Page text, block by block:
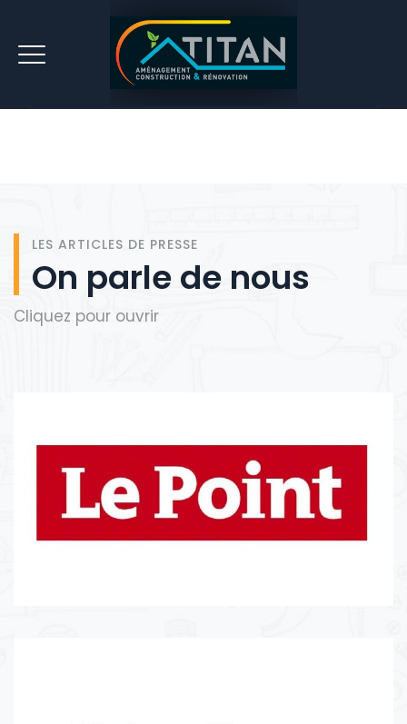
LES ARTICLES DE PRESSE
On parle de nous
Cliquez pour ouvrir